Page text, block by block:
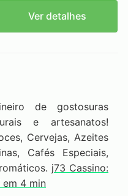
Ver detalhes
de gostosuras
e artesanatos!
Cervejas, Azeites
Cafés Especiais,
j73 Cassino:
em 4 min